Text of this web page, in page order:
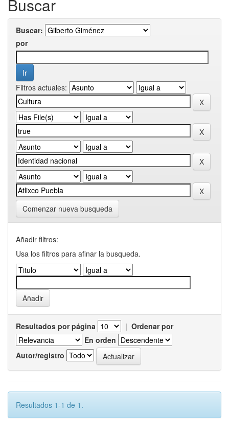
Buscar
Buscar:
por
Filtros actuales:
Comenzar nueva busqueda
Añadir filtros:
Usa los filtros para afinar la busqueda.
Resultados por página | Ordenar por
En orden
Autor/registro
Resultados 1-1 de 1.